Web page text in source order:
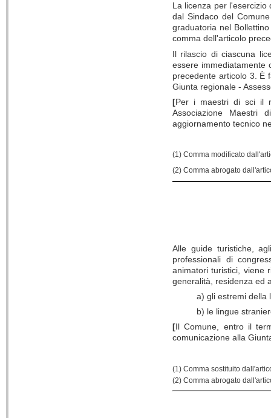
La licenza per l'esercizio
dal Sindaco del
graduatoria nel
comma dell'articolo
Il rilascio di ciascuna
essere immediatamente
precedente articolo 3. È
Giunta regionale -
[Per i maestri di sci il
Associazione Maestri
aggiornamento tecnico
(1) Comma modificato
(2) Comma abrogato
Alle guide turistiche,
professionali di
animatori turistici, viene
generalità, residenza ed
a) gli estremi della
b) le lingue
[Il Comune, entro il
comunicazione alla
(1) Comma sostituito
(2) Comma abrogato